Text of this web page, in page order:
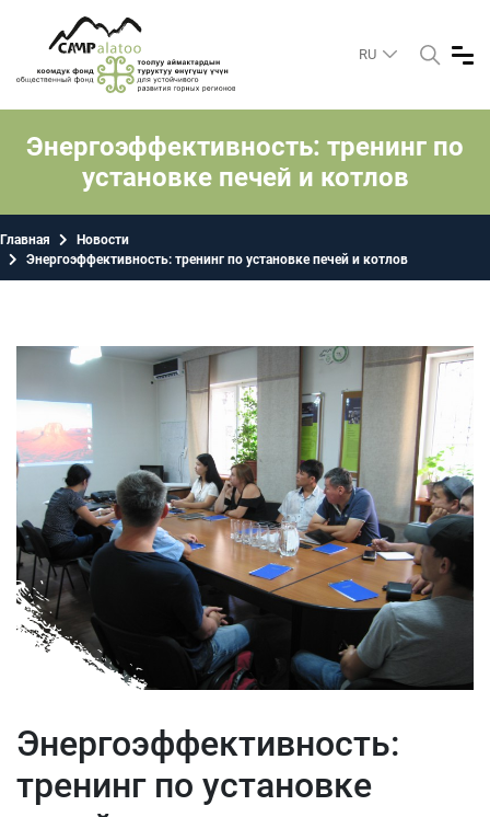
RU
Энергоэффективность: тренинг по
установке печей и котлов
Главная
Новости
Энергоэффективность: тренинг по установке печей и котлов
Энергоэффективность:
тренинг по установке